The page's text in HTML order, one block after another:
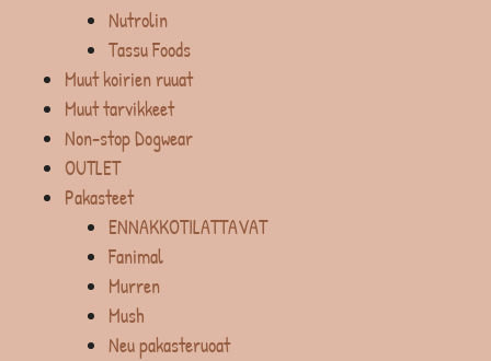
Nutrolin
Tassu Foods
Muut koirien ruuat
Muut tarvikkeet
Non-stop Dogwear
OUTLET
Pakasteet
ENNAKKOTILATTAVAT
Fanimal
Murren
Mush
Neu pakasteruoat